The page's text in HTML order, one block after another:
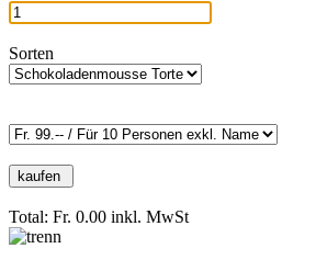
Sorten
Total: Fr. 0.00 inkl. MwSt